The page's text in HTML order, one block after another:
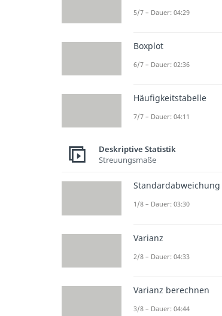
5/7 – Dauer: 04:29
Boxplot
6/7 – Dauer: 02:36
Häufigkeitstabelle
7/7 – Dauer: 04:11
Deskriptive Statistik
Streuungsmaße
Standardabweichung
1/8 – Dauer: 03:30
Varianz
2/8 – Dauer: 04:33
Varianz berechnen
3/8 – Dauer: 04:44